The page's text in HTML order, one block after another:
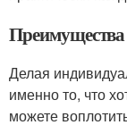
Преимущества
Делая
именно то, что
можете